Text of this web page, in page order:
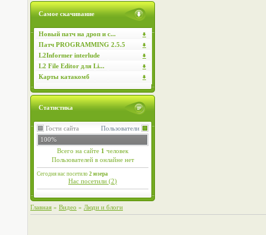
Самое скачивание
Новый патч на дроп и с...
Патч PROGRAMMING 2.5.5
L2Informer interlude
L2 File Editor для Li...
Карты катакомб
Статистика
Пользователи
Гости сайта
100%
Всего на сайте 1 человек
Пользователей в онлайне нет
Сегодня нас посетило 2 юзера
Нас посетили (2)
Главная » Видео » Люди и блоги